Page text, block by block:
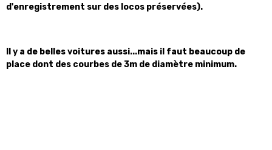
d'enregistrement sur des locos préservées).
Il y a de belles voitures aussi...mais il faut beaucoup de
place dont des courbes de 3m de diamètre minimum.